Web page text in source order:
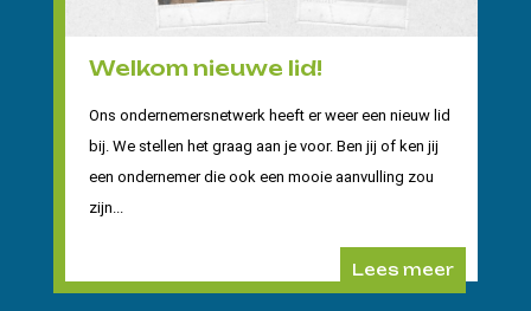
Welkom nieuwe lid!
Ons ondernemersnetwerk heeft er weer een nieuw lid
bij. We stellen het graag aan je voor. Ben jij of ken jij
een ondernemer die ook een mooie aanvulling zou
zijn...
Lees meer